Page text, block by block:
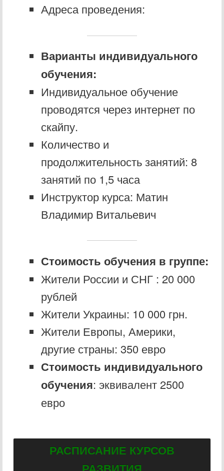
Адреса проведения:
Варианты индивидуального
обучения:
Индивидуальное обучение
проводятся через интернет по
скайпу.
Количество и
продолжительность занятий: 8
занятий по 1,5 часа
Инструктор курса: Матин
Владимир Витальевич
Стоимость обучения в группе:
Жители России и СНГ : 20 000
рублей
Жители Украины: 10 000 грн.
Жители Европы, Америки,
другие страны: 350 евро
Стоимость индивидуального
обучения: эквивалент 2500
евро
РАСПИСАНИЕ КУРСОВ